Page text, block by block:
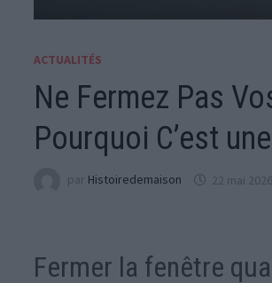
ACTUALITÉS
Ne Fermez Pas
Pourquoi C’est
par Histoiredemaison 22 mai 2026
Fermer la fenêtre